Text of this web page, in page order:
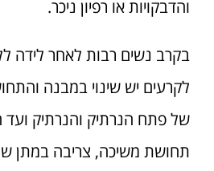
והדבקויות או רפיון ניכר.
בקרב נשים רבות לאחר לידה
לקרעים יש שינוי במבנה
של פתח הנרתיק והנרתיק ועד
תחושת משיכה, צריבה במתן